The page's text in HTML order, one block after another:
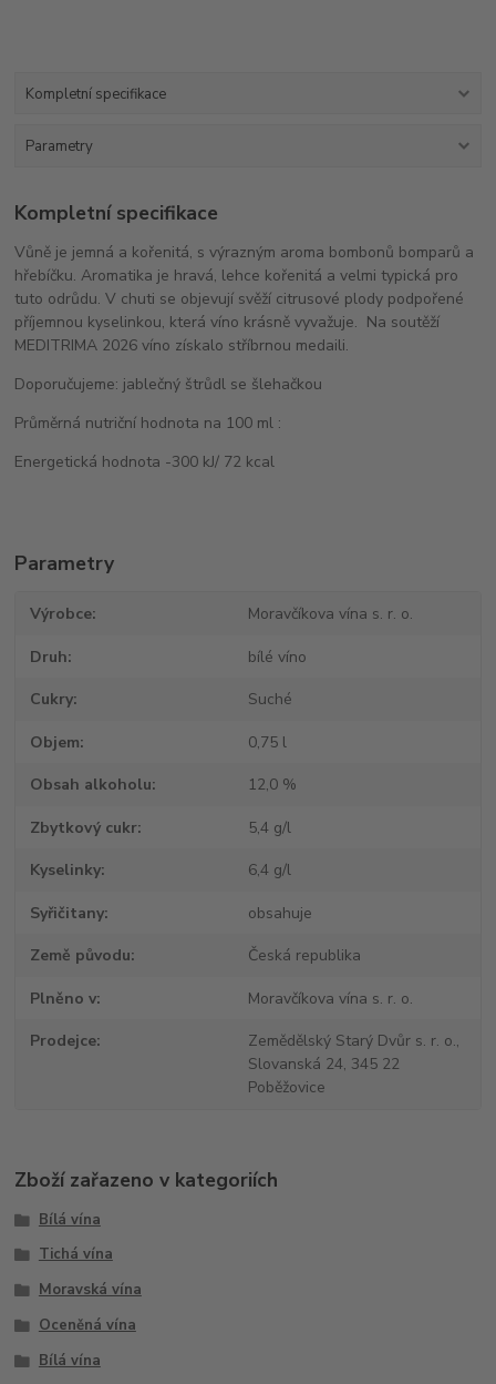
Kompletní specifikace
Parametry
Kompletní specifikace
Vůně je jemná a kořenitá, s výrazným aroma bombonů bomparů a
hřebíčku. Aromatika je hravá, lehce kořenitá a velmi typická pro
tuto odrůdu. V chuti se objevují svěží citrusové plody podpořené
příjemnou kyselinkou, která víno krásně vyvažuje. Na soutěží
MEDITRIMA 2026 víno získalo stříbrnou medaili.
Doporučujeme: jablečný štrůdl se šlehačkou
Průměrná nutriční hodnota na 100 ml :
Energetická hodnota -300 kJ/ 72 kcal
Parametry
Výrobce Moravčíkova vína s. r. o.
Druh bílé víno
Cukry Suché
Objem 0,75 l
Obsah alkoholu 12,0 %
Zbytkový cukr 5,4 g/l
Kyselinky 6,4 g/l
Syřičitany obsahuje
Země původu Česká republika
Plněno v Moravčíkova vína s. r. o.
Prodejce
Zemědělský Starý Dvůr s. r. o.,
Slovanská 24, 345 22
Poběžovice
Zboží zařazeno v kategoriích
Bílá vína
Tichá vína
Moravská vína
Oceněná vína
Bílá vína